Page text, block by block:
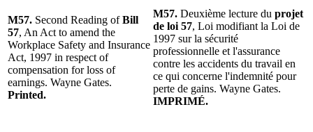
M57. Second Reading ofBill
57, An Act to amend the
Workplace Safety and Insurance
Act, 1997 in respect of
compensation for loss of
earnings. Wayne Gates.
Printed.
M57. Deuxième lecture du projet
de loi 57, Loi modifiant la Loi de
1997 sur la sécurité
professionnelle et l'assurance
contre les accidents du travail en
ce qui concerne l'indemnité pour
perte de gains. Wayne Gates.
IMPRIMÉ.